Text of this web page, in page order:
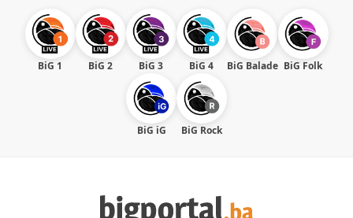
BiG 1 BiG 2 BiG 3 BiG 4 BiG Balade BiG Folk
BiG iG BiG Rock